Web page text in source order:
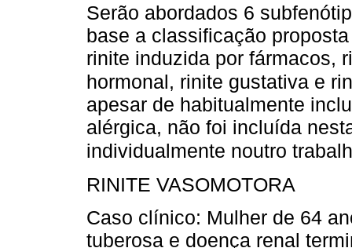
Serão abordados 6
base a classificação
rinite induzida por fármacos,
hormonal, rinite gustativa e
apesar de habitualmente
alérgica, não foi incluída
individualmente noutro
RINITE VASOMOTORA
Caso clínico: Mulher de 64
tuberosa e doença renal